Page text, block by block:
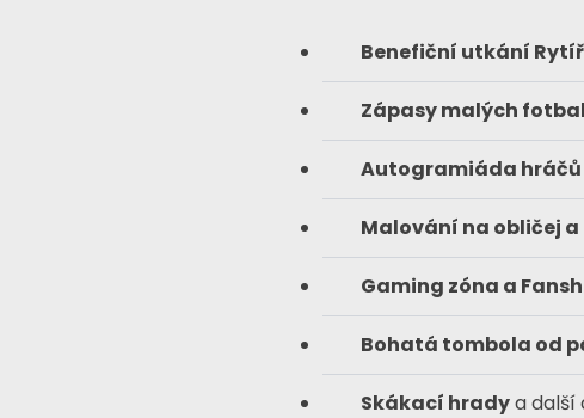
Benefiční utkání
Zápasy malých
Autogramiáda
Malování na obličej
Gaming zóna a
Bohatá tombola od
Skákací hradya další